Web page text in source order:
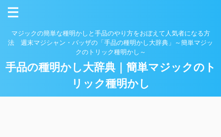
マジックの簡単な種明かしと手品のやり方をおぼえて人気者になる方
法 週末マジシャン・バッザの「手品の種明かし大辞典」～簡単マジッ
クのトリック種明かし～
手品の種明かし大辞典｜簡単マジックのト
リック種明かし